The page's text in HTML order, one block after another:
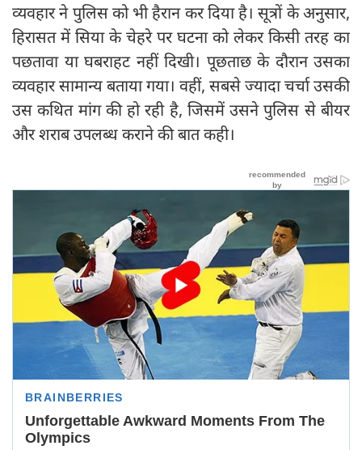
व्यवहार ने पुलिस को भी हैरान कर दिया है। सूत्रों के अनुसार,
हिरासत में सिया के चेहरे पर घटना को लेकर किसी तरह का
पछतावा या घबराहट नहीं दिखी। पूछताछ के दौरान उसका
व्यवहार सामान्य बताया गया। वहीं, सबसे ज्यादा चर्चा उसकी
उस कथित मांग की हो रही है, जिसमें उसने पुलिस से बीयर
और शराब उपलब्ध कराने की बात कही।